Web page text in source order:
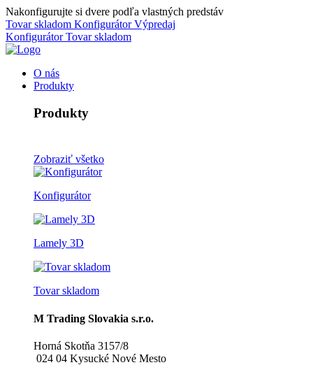
Nakonfigurujte si dvere podľa vlastných predstáv
Tovar skladom KonfigurátorVýpredaj
KonfigurátorTovar skladom
O nás
Produkty
Produkty
Zobraziť všetko
Konfigurátor
Lamely 3D
Tovar skladom
M Trading Slovakia s.r.o.
Horná Skotňa 3157/8
024 04 Kysucké Nové Mesto